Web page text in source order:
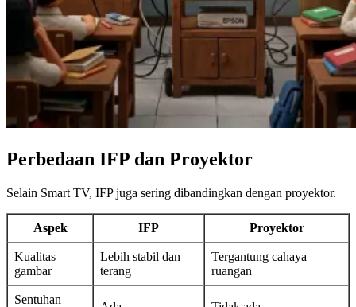
Perbedaan IFP dan Proyektor
Selain Smart TV, IFP juga sering dibandingkan dengan proyektor.
Aspek IFP Proyektor
Kualitas
gambar
Lebih stabil dan
terang
Tergantung cahaya
ruangan
Sentuhan